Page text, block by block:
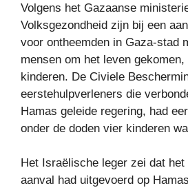
Volgens het Gazaanse
Volksgezondheid zijn bij een
voor ontheemden in Gaza-stad
mensen om het leven
kinderen. De Civiele
eerstehulpverleners die
Hamas geleide regering, had
onder de doden vier kinderen
Het Israëlische leger zei dat
aanval had uitgevoerd op